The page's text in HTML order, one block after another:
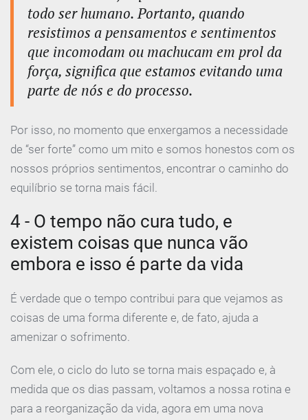
todo ser humano. Portanto, quando
resistimos a pensamentos e sentimentos
que incomodam ou machucam em prol da
força, significa que estamos evitando uma
parte de nós e do processo.
Por isso, no momento que enxergamos a necessidade
de “ser forte” como um mito e somos honestos com os
nossos próprios sentimentos, encontrar o caminho do
equilíbrio se torna mais fácil.
4 - O tempo não cura tudo, e
existem coisas que nunca vão
embora e isso é parte da vida
É verdade que o tempo contribui para que vejamos as
coisas de uma forma diferente e, de fato, ajuda a
amenizar o sofrimento.
Com ele, o ciclo do luto se torna mais espaçado e, à
medida que os dias passam, voltamos a nossa rotina e
para a reorganização da vida, agora em uma nova